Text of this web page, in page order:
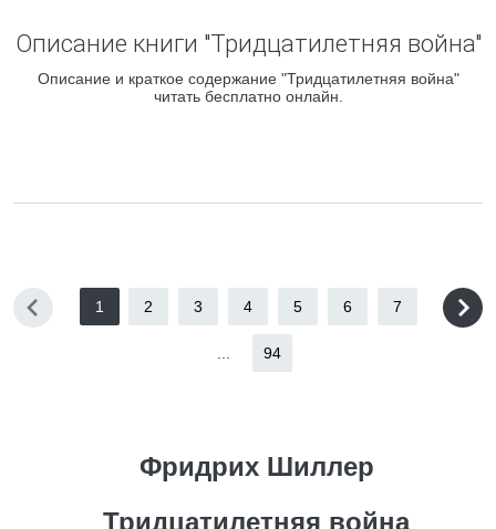
Описание книги "Тридцатилетняя война"
Описание и краткое содержание "Тридцатилетняя война"
читать бесплатно онлайн.
1 2 3 4 5 6 7
94
Фридрих Шиллер
Тридцатилетняя война